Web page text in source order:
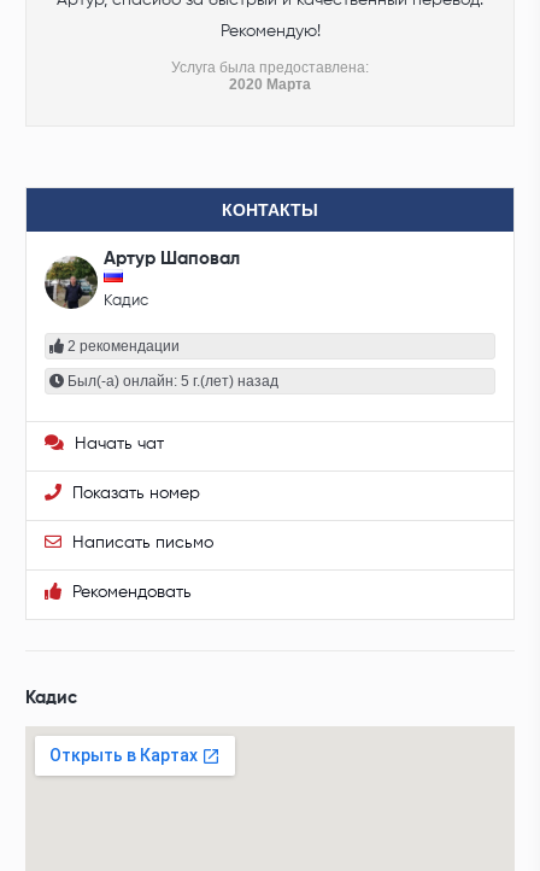
Рекомендую!
Услуга была предоставлена:
2020 Марта
КОНТАКТЫ
Артур Шаповал
Кадис
2 рекомендации
Был(-а) онлайн: 5 г.(лет) назад
Начать чат
Показать номер
Написать письмо
Рекомендовать
Кадис